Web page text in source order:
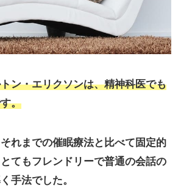
ン・エリクソンは、精神科医でも
。
れまでの催眠療法と比べて固定的
てもフレンドリーで普通の会話の
手法でした。